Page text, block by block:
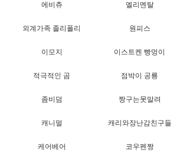
에비츄 엘리멘탈
외계가족 졸리폴리 원피스
이모지 이스트켄 빵멍이
적극적인 곰 점박이 공룡
좀비덤 짱구는못말려
캐니멀 캐리와장난감친구들
케어베어 코우펜짱